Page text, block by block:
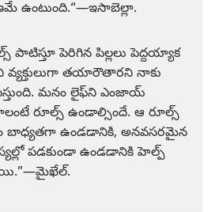
ఉంటుంది.“—ఇసాబెల్లా.
పాటిస్తూ పెరిగిన పిల్లలు పెద్దయ్యాక
వ్యక్తులుగా తయారౌతారని నాకు
మనం లైఫ్‌ని ఎంజాయ్‌
రూల్స్‌ ఉండాల్సిందే. ఆ రూల్స్‌
బాధ్యతగా ఉండడానికి, అనవసరమైన
పడకుండా ఉండడానికి హెల్ప్‌